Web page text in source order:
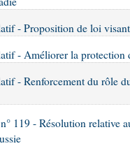
- Proposition de loi
- Améliorer la protection
- Renforcement du rôle
119 - Résolution relative